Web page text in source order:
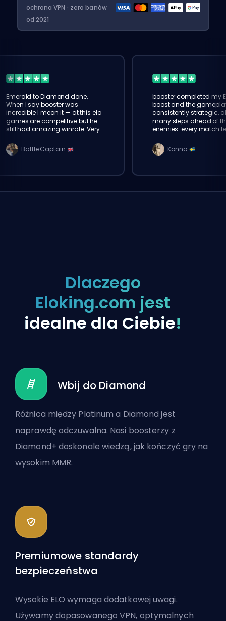
ochrona VPN · zero banów
od 2021
Emerald to Diamond done.
When I say booster was
incredible I mean it — at this elo
games are competitive but he
still had amazing winrate. Very
Battle Captain
booster completed my
boost and the
consistently strategic,
many steps ahead of
enemies. every match
Konno
Dlaczego
Eloking.com jest
idealne dla Ciebie!
Wbij do Diamond
Różnica między Platinum a Diamond jest
naprawdę odczuwalna. Nasi boosterzy z
Diamond+ doskonale wiedzą, jak kończyć gry na
wysokim MMR.
Premiumowe standardy
bezpieczeństwa
Wysokie ELO wymaga dodatkowej uwagi.
Używamy dopasowanego VPN, optymalnych